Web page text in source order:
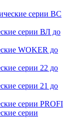
серии ВС
серии ВЛ до
WOKER до
серии 22 до
серии 21 до
серии PROFI
серии